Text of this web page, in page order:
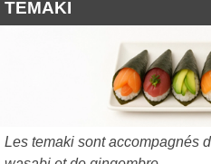
TEMAKI
Les temaki sont accompagnés